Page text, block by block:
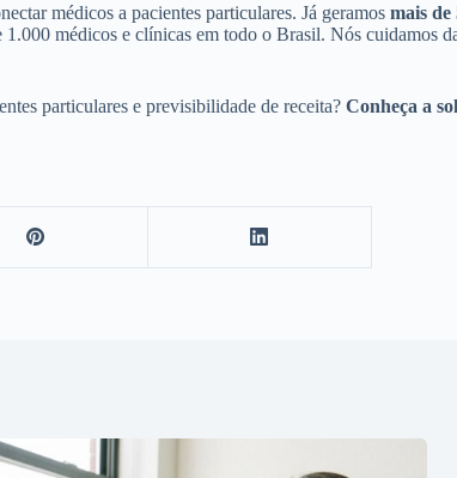
médicos a pacientes particulares. Já geramos mais de
médicos e clínicas em todo o Brasil. Nós
particulares e previsibilidade de receita? Conheça a